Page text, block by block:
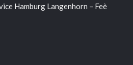
Hamburg Langenhorn – Feè
in Hamburg
oder robuste Arbeitsschuhe – in